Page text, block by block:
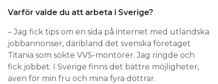
Varför valde du att arbeta i Sverige?
– Jag fick tips om en sida på internet med utländska
jobbannonser, däribland det svenska företaget
Titania som sökte VVS-montörer. Jag ringde och
fick jobbet. I Sverige finns det bättre möjligheter,
även för min fru och mina fyra döttrar.